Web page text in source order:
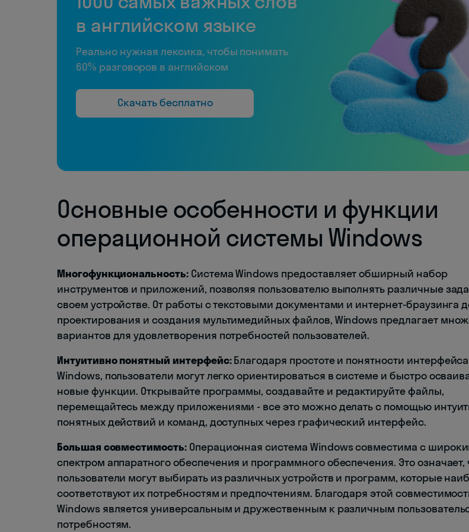
в английском языке
Реально нужная лексика, чтобы понимать
60% разговоров в английском
Скачать бесплатно
Основные особенности и функции
операционной системы Windows
Многофункциональность:Система Windows предоставляет обширный набор
инструментов и приложений, позволяя пользователю выполнять различные
своем устройстве. От работы с текстовыми документами и интернет-браузинга
проектирования и создания мультимедийных файлов, Windows предлагает
вариантов для удовлетворения потребностей пользователей.
Интуитивно понятный интерфейс:Благодаря простоте и понятности интерфейса
Windows, пользователи могут легко ориентироваться в системе и быстро
новые функции. Открывайте программы, создавайте и редактируйте файлы,
перемещайтесь между приложениями - все это можно делать с помощью
понятных действий и команд, доступных через графический интерфейс.
Большая совместимость:Операционная система Windows совместима с
спектром аппаратного обеспечения и программного обеспечения. Это означает,
пользователи могут выбирать из различных устройств и программ, которые
соответствуют их потребностям и предпочтениям. Благодаря этой
Windows является универсальным и дружественным к различным
потребностям.